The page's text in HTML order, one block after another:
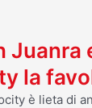
Juanra
la
è lieta di